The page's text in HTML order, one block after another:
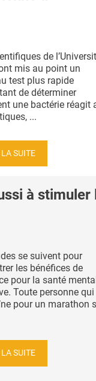
de
mis au point un
test plus rapide
de déterminer
une bactérie réagit
...
SUITE
à stimuler
se suivent pour
les bénéfices de
pour la santé
Toute personne qui
pour un marathon
SUITE